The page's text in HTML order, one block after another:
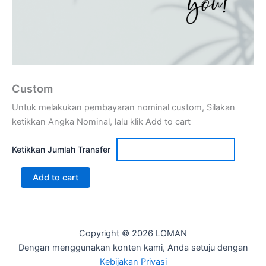
Custom
Untuk melakukan pembayaran nominal custom, Silakan
ketikkan Angka Nominal, lalu klik Add to cart
Ketikkan Jumlah Transfer
Add to cart
Copyright © 2026 LOMAN
Dengan menggunakan konten kami, Anda setuju dengan
Kebijakan Privasi